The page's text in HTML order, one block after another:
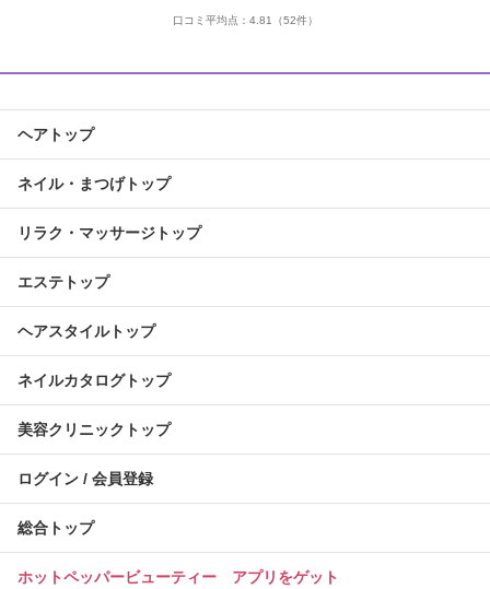
口コミ平均点： 4.81 （52件）
ヘアトップ
ネイル・まつげトップ
リラク・マッサージトップ
エステトップ
ヘアスタイルトップ
ネイルカタログトップ
美容クリニックトップ
ログイン / 会員登録
総合トップ
ホットペッパービューティー アプリをゲット